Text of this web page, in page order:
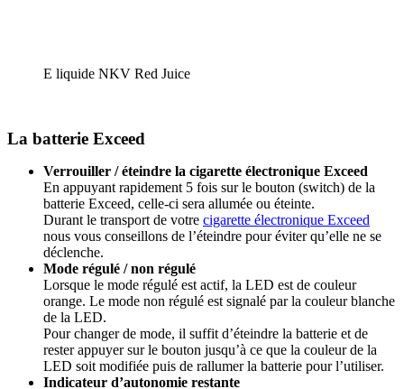
E liquide NKV Red Juice
La batterie Exceed
Verrouiller / éteindre la cigarette électronique Exceed
En appuyant rapidement 5 fois sur le bouton (switch) de la
batterie Exceed, celle-ci sera allumée ou éteinte.
Durant le transport de votre cigarette électronique Exceed
nous vous conseillons de l’éteindre pour éviter qu’elle ne se
déclenche.
Mode régulé / non régulé
Lorsque le mode régulé est actif, la LED est de couleur
orange. Le mode non régulé est signalé par la couleur blanche
de la LED.
Pour changer de mode, il suffit d’éteindre la batterie et de
rester appuyer sur le bouton jusqu’à ce que la couleur de la
LED soit modifiée puis de rallumer la batterie pour l’utiliser.
Indicateur d’autonomie restante